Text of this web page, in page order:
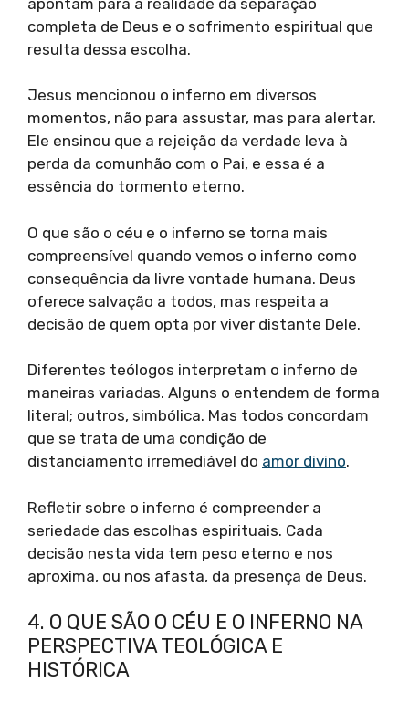
completa de Deus e o sofrimento espiritual que
resulta dessa escolha.
Jesus mencionou o inferno em diversos
momentos, não para assustar, mas para alertar.
Ele ensinou que a rejeição da verdade leva à
perda da comunhão com o Pai, e essa é a
essência do tormento eterno.
O que são o céu e o inferno se torna mais
compreensível quando vemos o inferno como
consequência da livre vontade humana. Deus
oferece salvação a todos, mas respeita a
decisão de quem opta por viver distante Dele.
Diferentes teólogos interpretam o inferno de
maneiras variadas. Alguns o entendem de forma
literal; outros, simbólica. Mas todos concordam
que se trata de uma condição de
distanciamento irremediável do amor divino.
Refletir sobre o inferno é compreender a
seriedade das escolhas espirituais. Cada
decisão nesta vida tem peso eterno e nos
aproxima, ou nos afasta, da presença de Deus.
4. O QUE SÃO O CÉU E O INFERNO NA
PERSPECTIVA TEOLÓGICA E
HISTÓRICA